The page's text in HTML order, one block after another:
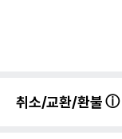
기타성분
취소/교환/환불